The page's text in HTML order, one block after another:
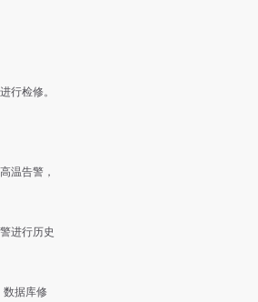
行检修。
温告警，
进行历史
数据库修